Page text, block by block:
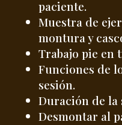
paciente.
Muestra de
montura y
Trabajo pie en
Funciones de
sesión.
Duración de la
Desmontar al